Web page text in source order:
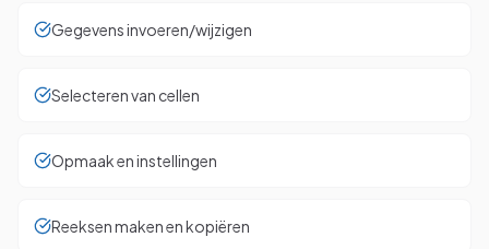
Gegevens invoeren/wijzigen
Selecteren van cellen
Opmaak en instellingen
Reeksen maken en kopiëren